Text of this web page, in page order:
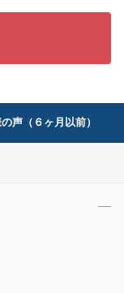
声（６ヶ月以前）